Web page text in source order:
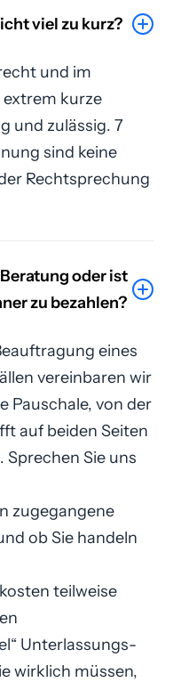
viel zu kurz?
und im
kurze
und zulässig. 7
sind keine
Rechtsprechung
oder ist
zu bezahlen?
eines
vereinbaren wir
Pauschale, von der
auf beiden Seiten
Sie uns
zugegangene
ob Sie handeln
teilweise
Unterlassungs­
wirklich müssen,